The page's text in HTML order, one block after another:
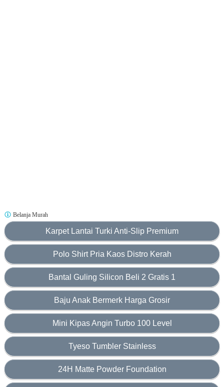
Karpet Lantai Turki Anti-Slip Premium
Polo Shirt Pria Kaos Distro Kerah
Bantal Guling Silicon Beli 2 Gratis 1
Baju Anak Bermerk Harga Grosir
Mini Kipas Angin Turbo 100 Level
Tyeso Tumbler Stainless
24H Matte Powder Foundation
Belanja Murah